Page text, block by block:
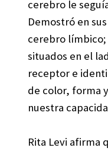
cerebro le
Demostró en
cerebro límbico;
situados en el
receptor e
de color, forma
nuestra
Rita Levi afirma